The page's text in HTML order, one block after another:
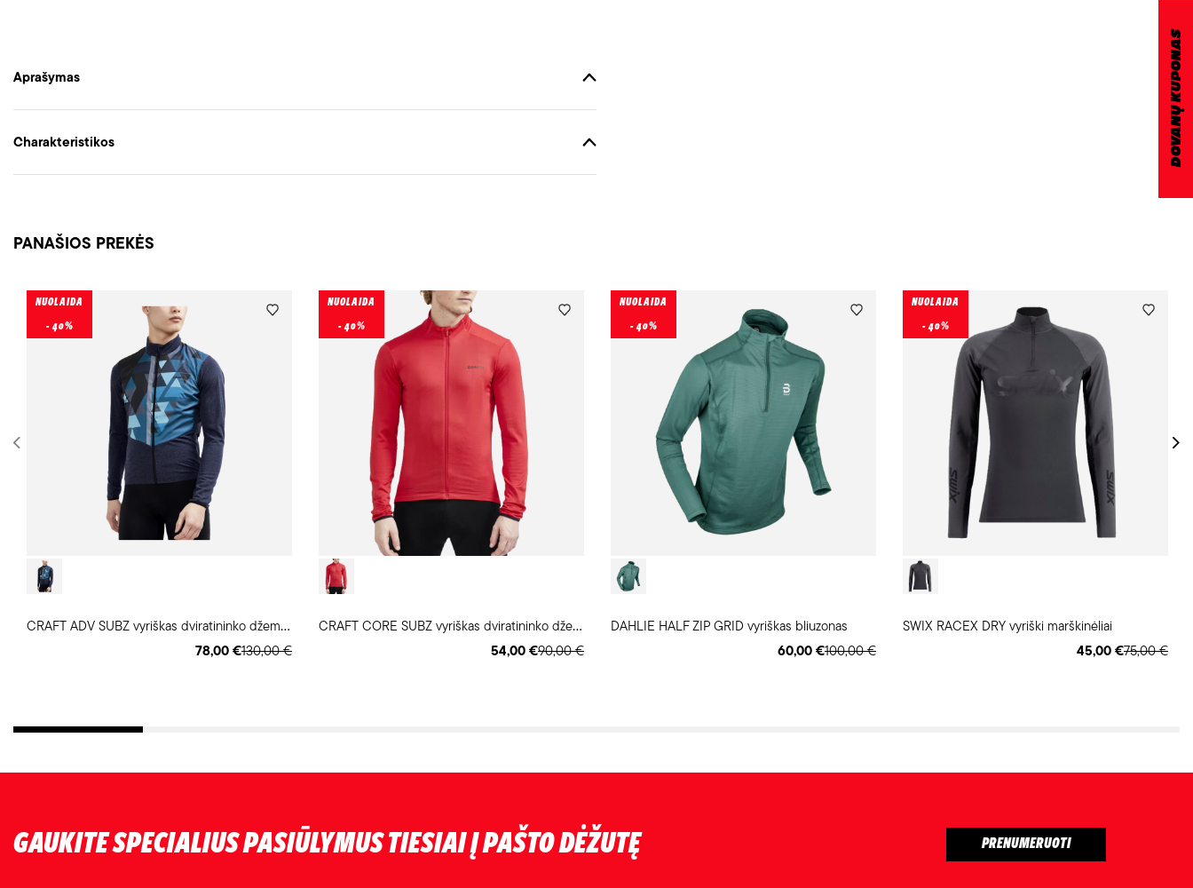
Aprašymas
Charakteristikos
PANAŠIOS PREKĖS
C
RAFT ADV SUBZ vyriškas dviratininko džemperis
130,00 €
78,00 €
NUOLAIDA
- 40%
C
RAFT CORE SUBZ vyriškas dviratininko džemperis
90,00 €
54,00 €
NUOLAIDA
- 40%
DAHLIE HALF ZIP GRID vyriškas bliuzonas
100,00 €
60,00 €
NUOLAIDA
- 40%
SWIX RACEX DRY vyriški marškinėliai
75,00 €
45,00 €
NUOLAIDA
- 40%
GAUKITE SPECIALIUS PASIŪLYMUS TIESIAI Į PAŠTO DĖŽUTĘ
DOVANŲ KUPONAS